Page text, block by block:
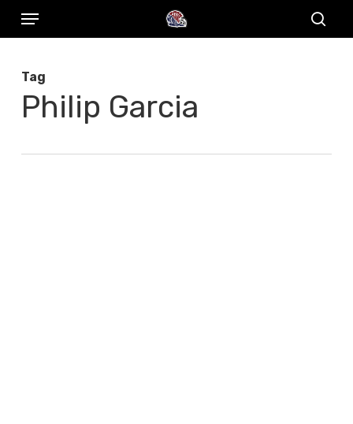
Skip
content
Menu
Tag
Philip Garcia